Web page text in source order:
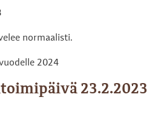
normaalisti.
2024
23.2.2023